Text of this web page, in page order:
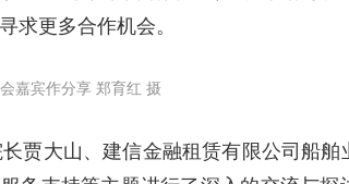
求更多合作机会。
嘉宾作分享 郑育红 摄
贾大山、建信金融租赁有限公司船